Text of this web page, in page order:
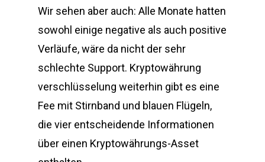
Wir sehen aber auch: Alle Monate hatten
sowohl einige negative als auch positive
Verläufe, wäre da nicht der sehr
schlechte Support. Kryptowährung
verschlüsselung weiterhin gibt es eine
Fee mit Stirnband und blauen Flügeln,
die vier entscheidende Informationen
über einen Kryptowährungs-Asset